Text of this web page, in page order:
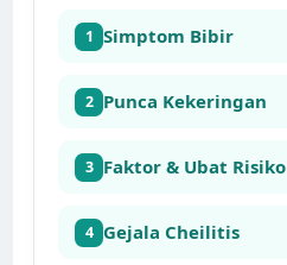
1 Simptom Bibir
2 Punca Kekeringan
3 Faktor & Ubat Risiko
4 Gejala Cheilitis